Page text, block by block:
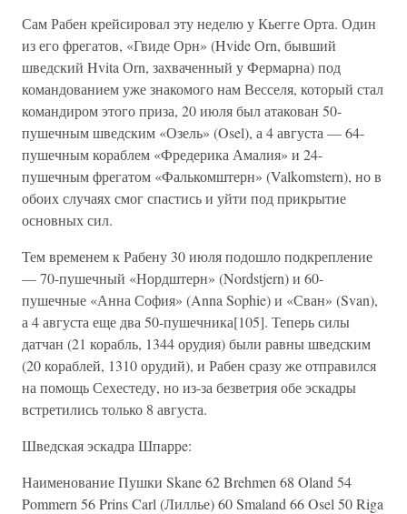
Сам Рабен крейсировал эту неделю у Кьегге Орта. Один
из его фрегатов, «Гвиде Орн» (Hvide Оrn, бывший
шведский Hvita Оrn, захваченный у Фермарна) под
командованием уже знакомого нам Весселя, который стал
командиром этого приза, 20 июля был атакован 50-
пушечным шведским «Озель» (Osel), а 4 августа — 64-
пушечным кораблем «Фредерика Амалия» и 24-
пушечным фрегатом «Фалькомштерн» (Valkomstern), но в
обоих случаях смог спастись и уйти под прикрытие
основных сил.
Тем временем к Рабену 30 июля подошло подкрепление
— 70-пушечный «Нордштерн» (Nordstjern) и 60-
пушечные «Анна София» (Anna Sophie) и «Сван» (Svan),
а 4 августа еще два 50-пушечника[105]. Теперь силы
датчан (21 корабль, 1344 орудия) были равны шведским
(20 кораблей, 1310 орудий), и Рабен сразу же отправился
на помощь Сехестеду, но из-за безветрия обе эскадры
встретились только 8 августа.
Шведская эскадра Шпaррe:
Наименование Пушки Skane 62 Brehmen 68 Oland 54
Pommern 56 Prins Carl (Лиллье) 60 Smaland 66 Osel 50 Riga